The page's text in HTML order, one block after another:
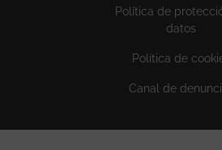
Política de
datos
Política de
Canal de